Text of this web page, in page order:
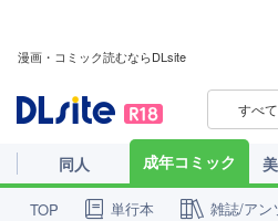
漫画・コミック読むならDLsite
すべて
同人 成年コミック
TOP 単行本 雑誌/アン